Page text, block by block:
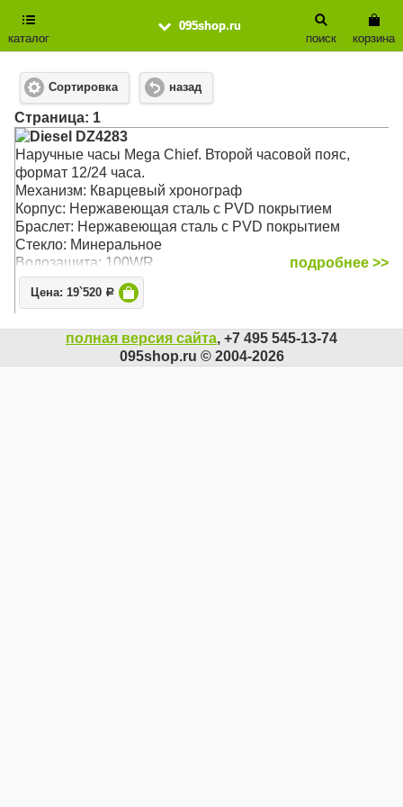
095shop.ru
каталог
корзина
поиск
Сортировка назад
Cтраница: 1
Diesel DZ4283
Наручные часы Mega Chief. Второй часовой пояс,
формат 12/24 часа.
Механизм: Кварцевый хронограф
Корпус: Нержавеющая сталь с PVD покрытием
Браслет: Нержавеющая сталь с PVD покрытием
Стекло: Минеральное
Водозащита: 100WR
подробнее >>
Цена: 19`520 Р
полная версия сайта, +7 495 545-13-74
095shop.ru © 2004-2026